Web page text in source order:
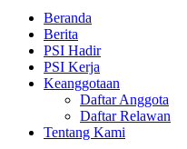
Beranda
Berita
PSI Hadir
PSI Kerja
Keanggotaan
Daftar Anggota
Daftar Relawan
Tentang Kami